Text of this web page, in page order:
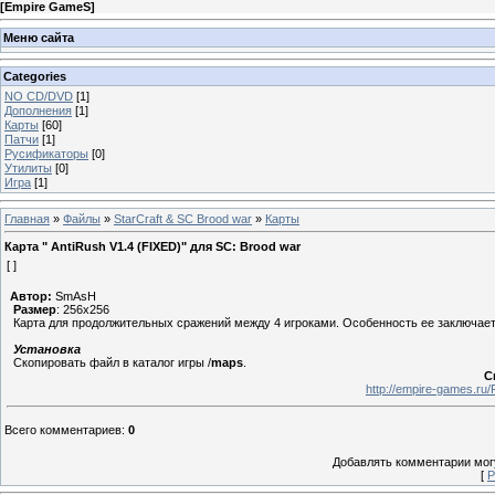
[Empire GameS]
Меню сайта
Categories
NO CD/DVD [1]
Дополнения [1]
Карты [60]
Патчи [1]
Русификаторы [0]
Утилиты [0]
Игра [1]
Главная » Файлы » StarCraft & SC Brood war » Карты
Карта " AntiRush V1.4 (FIXED)" для SC: Brood war
[ ]
Автор: SmAsH
Размер: 256x256
Карта для продолжительных сражений между 4 игроками. Особенность ее
Установка
Скопировать файл в каталог игры /maps
http://empire-games.ru/
Всего комментариев: 0
Добавлять комментарии
[